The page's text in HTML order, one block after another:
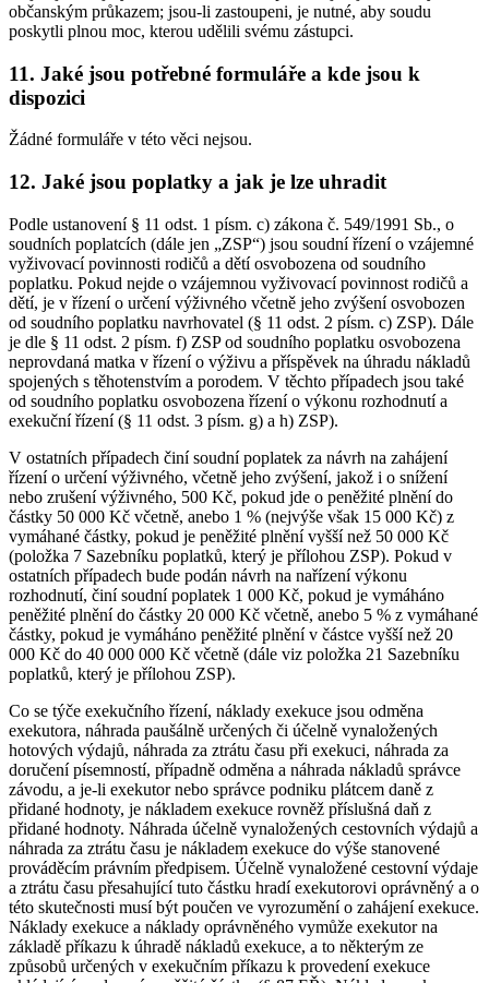
občanským průkazem; jsou-li zastoupeni, je nutné, aby soudu
poskytli plnou moc, kterou udělili svému zástupci.
11. Jaké jsou potřebné formuláře a kde jsou k
dispozici
Žádné formuláře v této věci nejsou.
12. Jaké jsou poplatky a jak je lze uhradit
Podle ustanovení § 11 odst. 1 písm. c) zákona č. 549/1991 Sb., o
soudních poplatcích (dále jen „ZSP“) jsou soudní řízení o vzájemné
vyživovací povinnosti rodičů a dětí osvobozena od soudního
poplatku. Pokud nejde o vzájemnou vyživovací povinnost rodičů a
dětí, je v řízení o určení výživného včetně jeho zvýšení osvobozen
od soudního poplatku navrhovatel (§ 11 odst. 2 písm. c) ZSP). Dále
je dle § 11 odst. 2 písm. f) ZSP od soudního poplatku osvobozena
neprovdaná matka v řízení o výživu a příspěvek na úhradu nákladů
spojených s těhotenstvím a porodem. V těchto případech jsou také
od soudního poplatku osvobozena řízení o výkonu rozhodnutí a
exekuční řízení (§ 11 odst. 3 písm. g) a h) ZSP).
V ostatních případech činí soudní poplatek za návrh na zahájení
řízení o určení výživného, včetně jeho zvýšení, jakož i o snížení
nebo zrušení výživného, 500 Kč, pokud jde o peněžité plnění do
částky 50 000 Kč včetně, anebo 1 % (nejvýše však 15 000 Kč) z
vymáhané částky, pokud je peněžité plnění vyšší než 50 000 Kč
(položka 7 Sazebníku poplatků, který je přílohou ZSP). Pokud v
ostatních případech bude podán návrh na nařízení výkonu
rozhodnutí, činí soudní poplatek 1 000 Kč, pokud je vymáháno
peněžité plnění do částky 20 000 Kč včetně, anebo 5 % z vymáhané
částky, pokud je vymáháno peněžité plnění v částce vyšší než 20
000 Kč do 40 000 000 Kč včetně (dále viz položka 21 Sazebníku
poplatků, který je přílohou ZSP).
Co se týče exekučního řízení, náklady exekuce jsou odměna
exekutora, náhrada paušálně určených či účelně vynaložených
hotových výdajů, náhrada za ztrátu času při exekuci, náhrada za
doručení písemností, případně odměna a náhrada nákladů správce
závodu, a je-li exekutor nebo správce podniku plátcem daně z
přidané hodnoty, je nákladem exekuce rovněž příslušná daň z
přidané hodnoty. Náhrada účelně vynaložených cestovních výdajů a
náhrada za ztrátu času je nákladem exekuce do výše stanovené
prováděcím právním předpisem. Účelně vynaložené cestovní výdaje
a ztrátu času přesahující tuto částku hradí exekutorovi oprávněný a o
této skutečnosti musí být poučen ve vyrozumění o zahájení exekuce.
Náklady exekuce a náklady oprávněného vymůže exekutor na
základě příkazu k úhradě nákladů exekuce, a to některým ze
způsobů určených v exekučním příkazu k provedení exekuce